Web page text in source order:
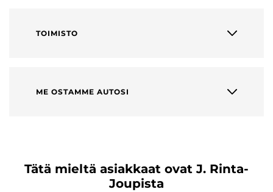
TOIMISTO
ME OSTAMME AUTOSI
Tätä mieltä asiakkaat ovat J. Rinta-
Joupista